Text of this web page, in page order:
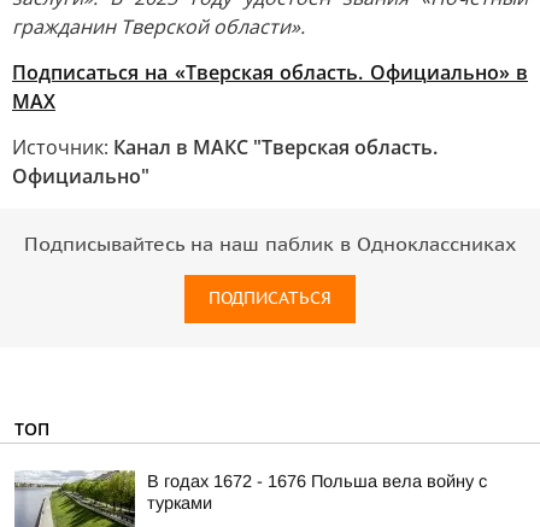
гражданин Тверской области».
Подписаться на «Тверская область. Официально» в
МАХ
Источник: Канал в МАКС "Тверская область.
Официально"
Подписывайтесь на наш паблик в Одноклассниках
ПОДПИСАТЬСЯ
ТОП
В годах 1672 - 1676 Польша вела войну с
турками